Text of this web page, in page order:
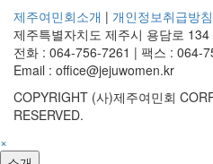
제주여민회소개 | 개인정보취급방침
제주특별자치도 제주시 용담로 134
전화 : 064-756-7261 | 팩스 : 064-
Email : office@jejuwomen.kr
COPYRIGHT (사)제주여민회
RESERVED.
×